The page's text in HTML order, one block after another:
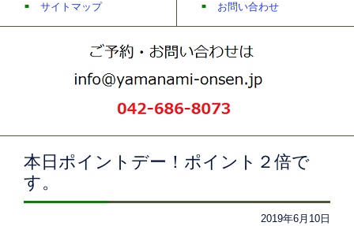
サイトマップ お問い合わせ
本日ポイントデー！ポイント２倍で
す。
2019年6月10日